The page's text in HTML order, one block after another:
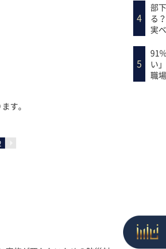
部
る
実
い
職
す。